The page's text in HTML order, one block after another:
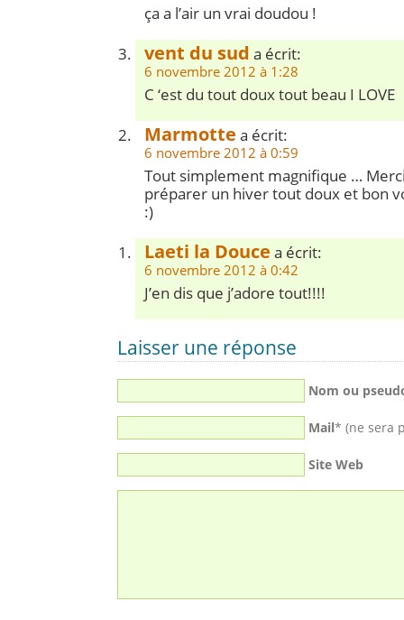
ça a l’air un vrai doudou !
vent du sud a écrit:
6 novembre 2012 à 1:28
C ‘est du tout doux tout beau I LOVE
Marmotte a écrit:
6 novembre 2012 à 0:59
Tout simplement magnifique …
préparer un hiver tout doux et bon
:)
Laeti la Douce a écrit:
6 novembre 2012 à 0:42
J’en dis que j’adore tout!!!!
Laisser une réponse
Nom ou
Mail* (ne sera
Site Web